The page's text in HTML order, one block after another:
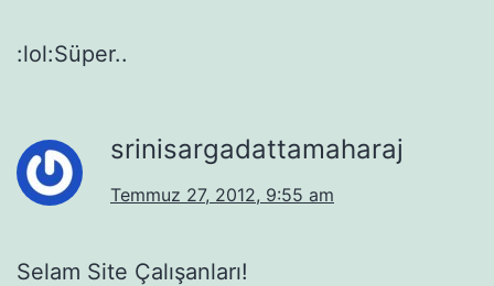
:lol:Süper..
srinisargadattamaharaj
Temmuz 27, 2012, 9:55 am
Selam Site Çalışanları!